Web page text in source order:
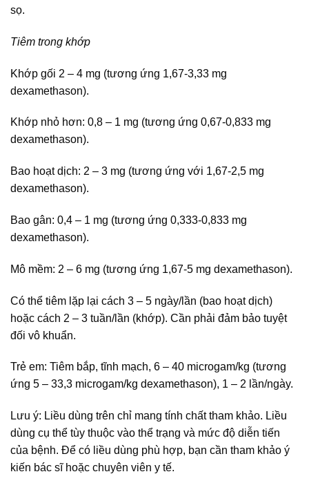
sọ.
Tiêm trong khớp
Khớp gối 2 – 4 mg (tương ứng 1,67-3,33 mg
dexamethason).
Khớp nhỏ hơn: 0,8 – 1 mg (tương ứng 0,67-0,833 mg
dexamethason).
Bao hoạt dịch: 2 – 3 mg (tương ứng với 1,67-2,5 mg
dexamethason).
Bao gân: 0,4 – 1 mg (tương ứng 0,333-0,833 mg
dexamethason).
Mô mềm: 2 – 6 mg (tương ứng 1,67-5 mg dexamethason).
Có thể tiêm lặp lại cách 3 – 5 ngày/lần (bao hoạt dịch)
hoặc cách 2 – 3 tuần/lần (khớp). Cần phải đảm bảo tuyệt
đối vô khuẩn.
Trẻ em: Tiêm bắp, tĩnh mạch, 6 – 40 microgam/kg (tương
ứng 5 – 33,3 microgam/kg dexamethason), 1 – 2 lần/ngày.
Lưu ý: Liều dùng trên chỉ mang tính chất tham khảo. Liều
dùng cụ thể tùy thuộc vào thể trạng và mức độ diễn tiến
của bệnh. Để có liều dùng phù hợp, bạn cần tham khảo ý
kiến bác sĩ hoặc chuyên viên y tế.